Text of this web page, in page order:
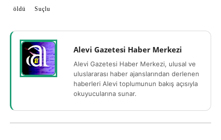
öldü Suçlu
Alevi Gazetesi Haber Merkezi
Alevi Gazetesi Haber Merkezi, ulusal ve
uluslararası haber ajanslarından derlenen
haberleri Alevi toplumunun bakış açısıyla
okuyucularına sunar.